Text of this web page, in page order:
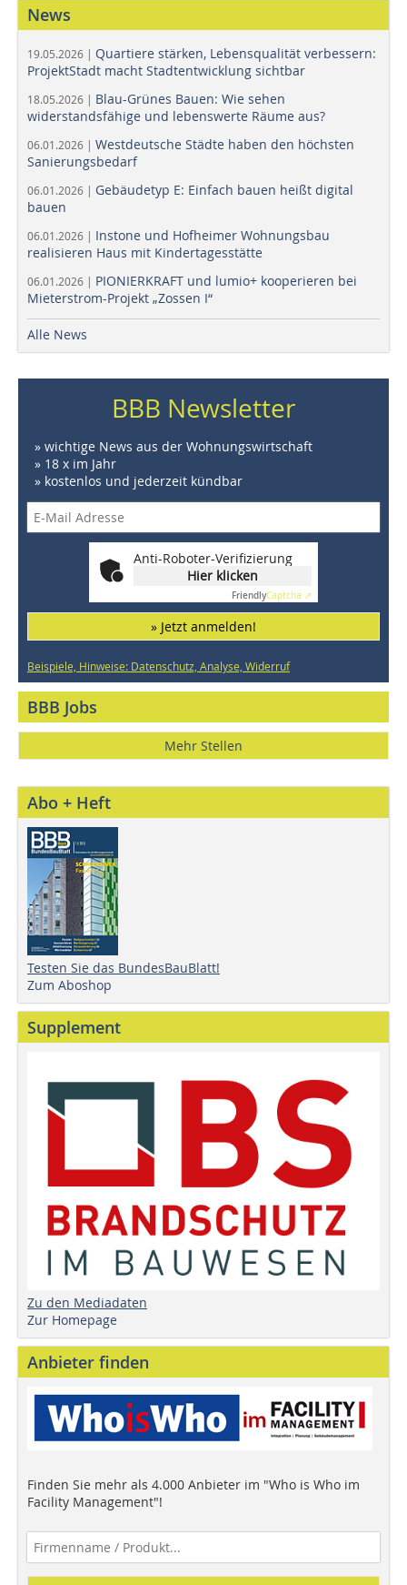
News
19.05.2026 | Quartiere stärken, Lebensqualität verbessern:
ProjektStadt macht Stadtentwicklung sichtbar
18.05.2026 | Blau-Grünes Bauen: Wie sehen
widerstandsfähige und lebenswerte Räume aus?
06.01.2026 | Westdeutsche Städte haben den höchsten
Sanierungsbedarf
06.01.2026 | Gebäudetyp E: Einfach bauen heißt digital
bauen
06.01.2026 | Instone und Hofheimer Wohnungsbau
realisieren Haus mit Kindertagesstätte
06.01.2026 | PIONIERKRAFT und lumio+ kooperieren bei
Mieterstrom-Projekt „Zossen I“
Alle News
BBB Newsletter
» wichtige News aus der Wohnungswirtschaft
» 18 x im Jahr
» kostenlos und jederzeit kündbar
Anti-Roboter-Verifizierung
Hier klicken
FriendlyCaptcha ⇗
» Jetzt anmelden!
Beispiele, Hinweise: Datenschutz, Analyse, Widerruf
BBB Jobs
Mehr Stellen
Abo + Heft
Testen Sie das BundesBauBlatt!
Zum Aboshop
Supplement
Zu den Mediadaten
Zur Homepage
Anbieter finden
Finden Sie mehr als 4.000 Anbieter im "Who is Who im
Facility Management"!